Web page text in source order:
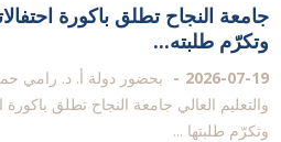
وتكرّم طلبته...
2026-07-19
بحضور دولة أ. د. رامي
وتكرّم طلبتها ...